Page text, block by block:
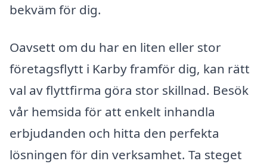
bekväm för dig.
Oavsett om du har en liten eller stor
företagsflytt i Karby framför dig, kan rätt
val av flyttfirma göra stor skillnad. Besök
vår hemsida för att enkelt inhandla
erbjudanden och hitta den perfekta
lösningen för din verksamhet. Ta steget